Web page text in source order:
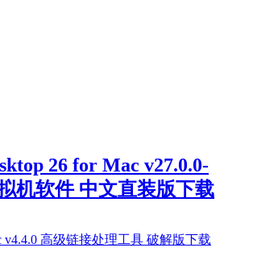
26 for Mac v27.0.0-
机软件 中文直装版下载